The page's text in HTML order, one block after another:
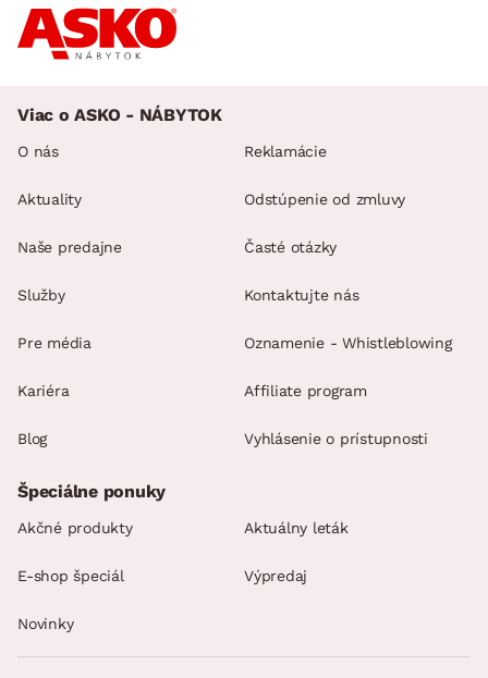
vyrobené v EU
dodávané v demonte
Viac o ASKO - NÁBYTOK
O nás
Aktuality
Naše predajne
Služby
Pre média
Kariéra
Blog
Reklamácie
Odstúpenie od zmluvy
Časté otázky
Kontaktujte nás
Oznamenie - Whistleblowing
Affiliate program
Vyhlásenie o prístupnosti
Špeciálne ponuky
Akčné produkty Aktuálny leták
E-shop špeciál Výpredaj
Novinky